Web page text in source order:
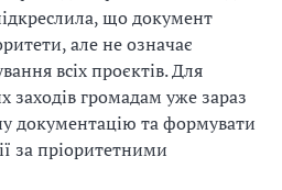
що документ
але не означає
всіх проєктів. Для
заходів громадам уже зараз
документацію та формувати
за пріоритетними